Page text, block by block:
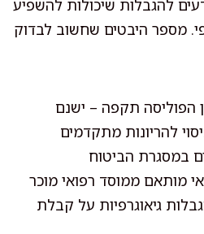
להגבלות שיכולות להשפיע
מספר היבטים שחשוב לבדוק
הפוליסה תקפה – ישנם
להריונות מתקדמים
במסגרת הביטוח
מותאם ממוסד רפואי מוכר
גיאוגרפיות על קבלת